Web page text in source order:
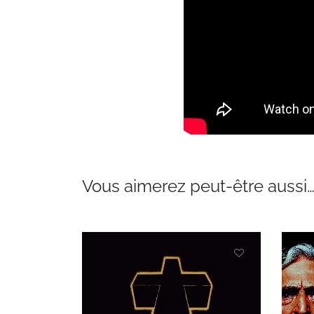
Vous aimerez peut-être aussi…